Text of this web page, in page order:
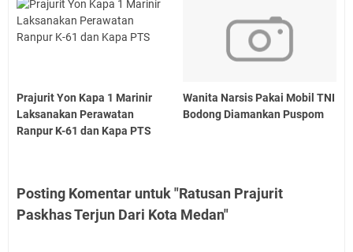
Prajurit Yon Kapa 1 Marinir
Laksanakan Perawatan
Ranpur K-61 dan Kapa PTS
Wanita Narsis Pakai Mobil TNI
Bodong Diamankan Puspom
Posting Komentar untuk "Ratusan Prajurit
Paskhas Terjun Dari Kota Medan"